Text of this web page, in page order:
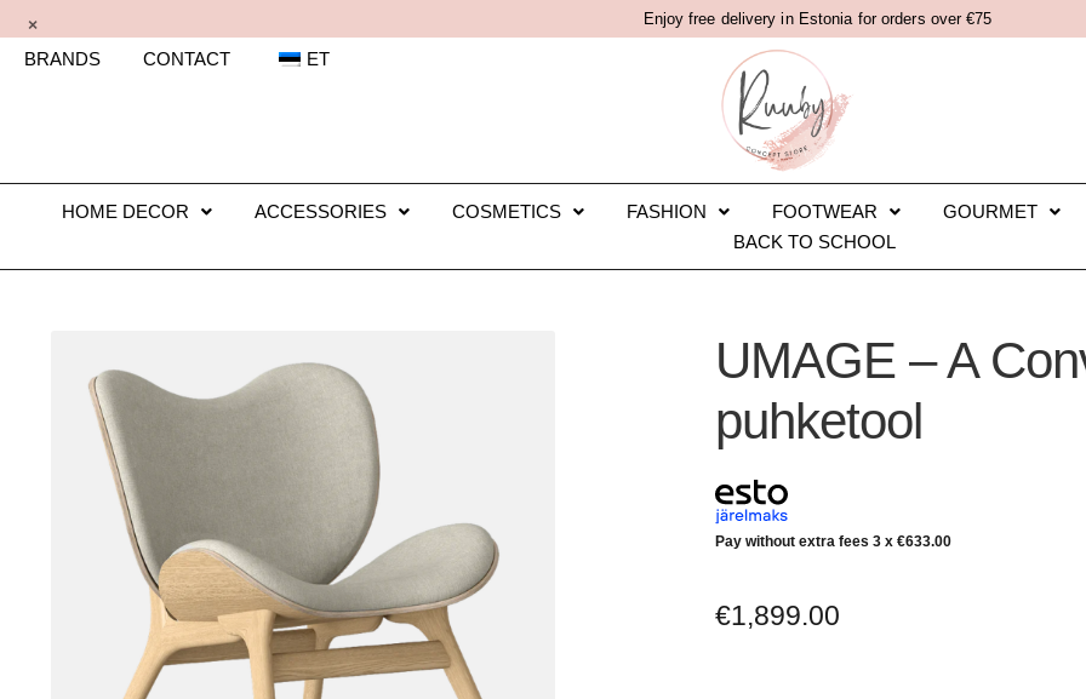
Enjoy free delivery in Estonia for orders over €75
×
BRANDS CONTACT ET
HOME DECOR ACCESSORIES COSMETICS FASHION FOOTWEAR GOURMET
BACK TO SCHOOL
UMAGE – A
puhketool
Pay without extra fees 3 x €633.00
€1,899.00